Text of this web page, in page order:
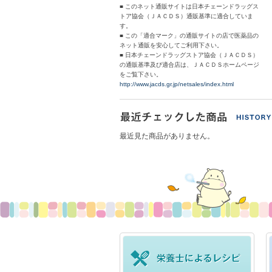
■ このネット通販サイトは日本チェーンドラッグス
トア協会（ＪＡＣＤＳ）通販基準に適合していま
す。
■ この「適合マーク」の通販サイトの店で医薬品の
ネット通販を安心してご利用下さい。
■ 日本チェーンドラッグストア協会（ＪＡＣＤＳ）
の通販基準及び適合店は、ＪＡＣＤＳホームページ
をご覧下さい。
http://www.jacds.gr.jp/netsales/index.html
最近見た商品がありません。